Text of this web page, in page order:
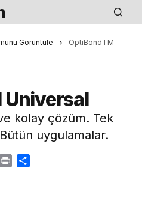
Görüntüle
OptiBondTM
Universal
kolay çözüm. Tek
uygulamalar.
Email Print